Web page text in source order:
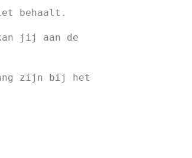
behaalt.
jij aan de
zijn bij het